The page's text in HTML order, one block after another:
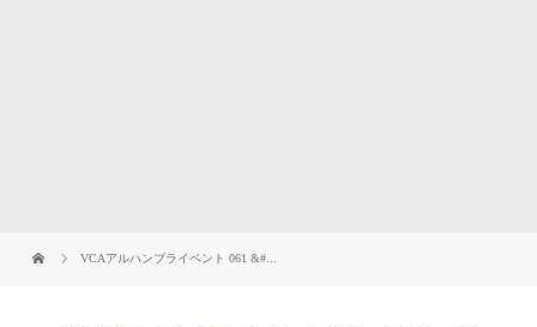
VCAアルハンブライベント 061 &#...